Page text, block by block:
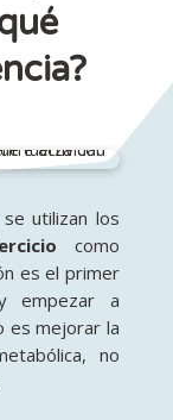
utilizan los
como
es el primer
empezar a
es mejorar la
no